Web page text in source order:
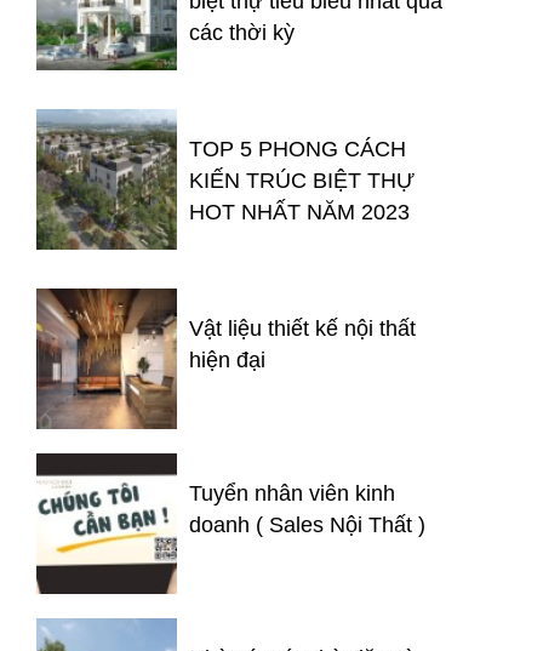
các thời kỳ
TOP 5 PHONG CÁCH
KIẾN TRÚC BIỆT THỰ
HOT NHẤT NĂM 2023
Vật liệu thiết kế nội thất
hiện đại
Tuyển nhân viên kinh
doanh ( Sales Nội Thất )